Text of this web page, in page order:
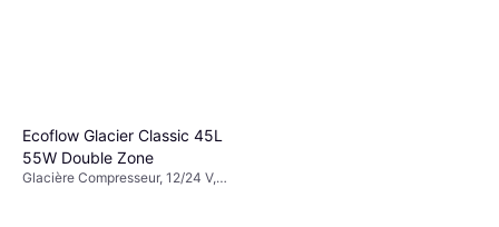
Ecoflow Glacier Classic 45L
55W Double Zone
Glacière Compresseur, 12/24 V,